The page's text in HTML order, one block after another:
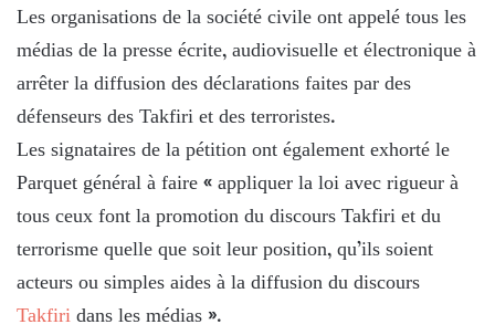
Les organisations de la société civile ont appelé tous les
médias de la presse écrite, audiovisuelle et électronique à
arrêter la diffusion des déclarations faites par des
défenseurs des Takfiri et des terroristes.
Les signataires de la pétition ont également exhorté le
Parquet général à faire « appliquer la loi avec rigueur à
tous ceux font la promotion du discours Takfiri et du
terrorisme quelle que soit leur position, qu’ils soient
acteurs ou simples aides à la diffusion du discours
Takfiridans les médias ».